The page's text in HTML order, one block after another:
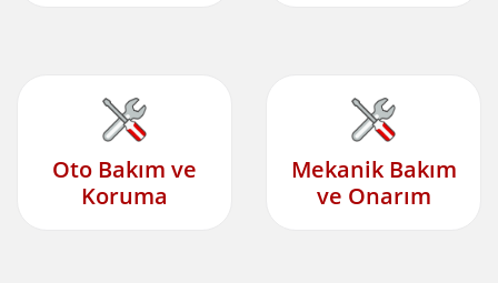
Oto Bakım ve
Koruma
Mekanik Bakım
ve Onarım